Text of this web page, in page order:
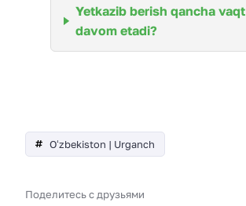
Yetkazib berish qancha vaqt
davom etadi?
Oʻzbekiston | Urganch
Поделитесь с друзьями